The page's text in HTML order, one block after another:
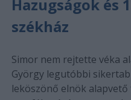
Hazugságok és
székház
Simor nem rejtette véka
György legutóbbi
leköszönő elnök